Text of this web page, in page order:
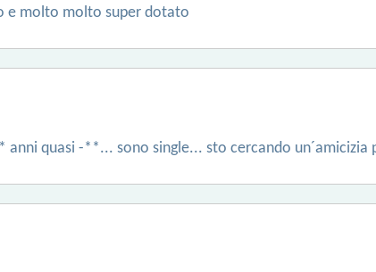
e molto molto super dotato
quasi -**... sono single... sto cercando un´amicizia